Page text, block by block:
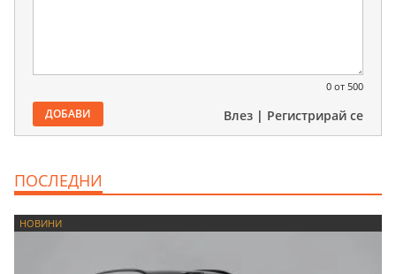
0 от 500
ДОБАВИ Влез | Регистрирай се
ПОСЛЕДНИ
НОВИНИ